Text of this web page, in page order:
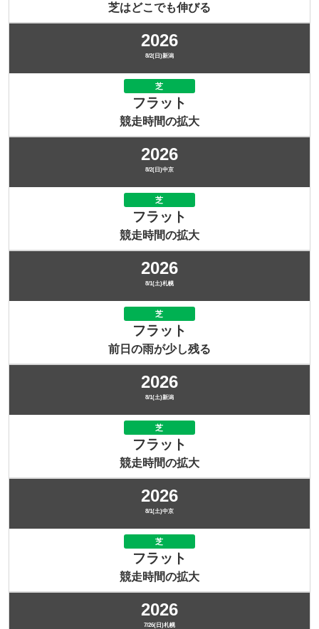
芝はどこでも伸びる
2026
8/2(日)新潟
芝
フラット
競走時間の拡大
2026
8/2(日)中京
芝
フラット
競走時間の拡大
2026
8/1(土)札幌
芝
フラット
前日の雨が少し残る
2026
8/1(土)新潟
芝
フラット
競走時間の拡大
2026
8/1(土)中京
芝
フラット
競走時間の拡大
2026
7/26(日)札幌